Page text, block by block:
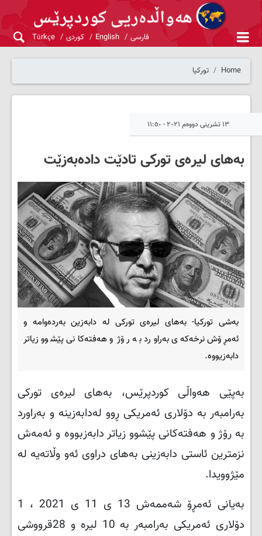
فارسی English کوردی Türkçe
Home تورکیا
١٣ تشرینی دووەم ٢٠٢١ - ١١:٥٠
بەهای لیرەی تورکی تادێت دادەبەزێت
بەشی تورکیا- به‌های لیره‌ی توركی له‌ دابه‌زین به‌رده‌وامه‌ و
ئه‌مڕۆش نرخه‌كه‌ی به‌راورد به‌ رۆژ و هه‌فته‌كانی پێشوو زیاتر
دابه‌زیووه‌.
بەپێی هەواڵی کوردپرێس، به‌های لیره‌ی توركی
به‌رامبه‌ر به‌ دۆلاری ئه‌مریكی ڕوو له‌دابه‌زینه ‌و به‌راورد
به‌ رۆژ و هه‌فته‌كانی پێشوو زیاتر دابه‌زبووه‌ و ئه‌مه‌ش
نزمترین ئاستی دابه‌زینی به‌های دراوی ئه‌و وڵاته‌یه‌ له‌
مێژوویدا.
به‌یانی ئه‌مڕۆ شه‌ممه‌ش 13 ى 11 ى 2021 ، 1
دۆلاری ئه‌مریكی به‌رامبه‌ر به‌ 10 ليره‌ و 28قرووشی